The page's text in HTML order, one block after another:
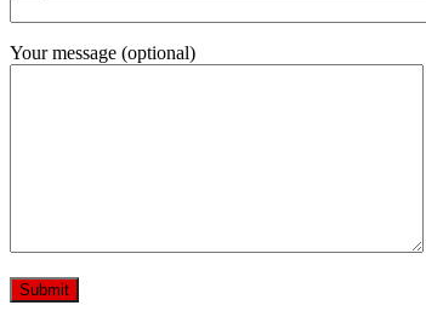
Your message (optional)